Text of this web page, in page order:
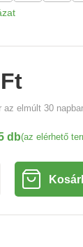
az elmúlt 30
db(az elérhető